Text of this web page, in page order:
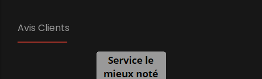
Avis Clients